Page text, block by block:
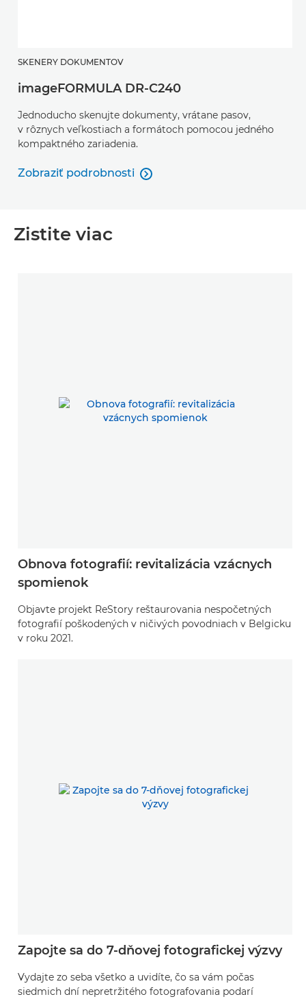
SKENERY DOKUMENTOV
imageFORMULA DR-C240
Jednoducho skenujte dokumenty, vrátane pasov,
v rôznych veľkostiach a formátoch pomocou jedného
kompaktného zariadenia.
Zobraziť podrobnosti
Zobraziť podrobnosti

Zistite viac
Obnova fotografií: revitalizácia vzácnych
spomienok
Objavte projekt ReStory reštaurovania nespočetných
fotografií poškodených v ničivých povodniach v Belgicku
v roku 2021.
Zapojte sa do 7-dňovej fotografickej výzvy
Vydajte zo seba všetko a uvidíte, čo sa vám počas
siedmich dní nepretržitého fotografovania podarí